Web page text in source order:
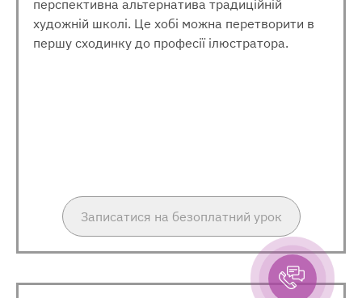
перспективна альтернатива традиційній
художній школі. Це хобі можна перетворити в
першу сходинку до професії ілюстратора.
Записатися на безоплатний урок